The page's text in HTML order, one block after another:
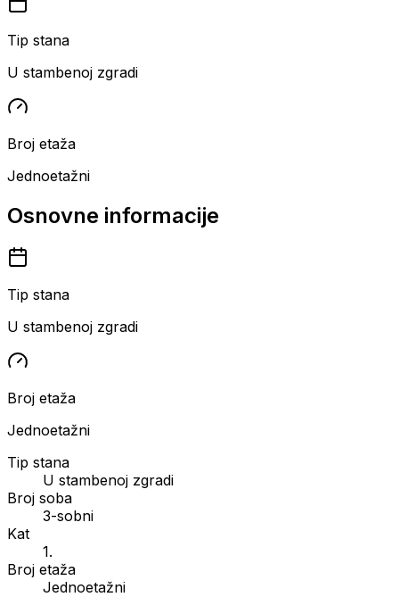
Tip stana
U stambenoj zgradi
Broj etaža
Jednoetažni
Osnovne informacije
Tip stana
U stambenoj zgradi
Broj etaža
Jednoetažni
Tip stana
U stambenoj zgradi
Broj soba
3-sobni
Kat
1.
Broj etaža
Jednoetažni